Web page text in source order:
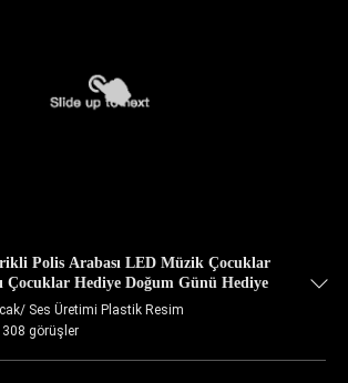
Polis Arabası LED Müzik Çocuklar
Çocuklar Hediye Doğum Günü Hediye
Ses Üretimi Plastik Resim
308 görüşler